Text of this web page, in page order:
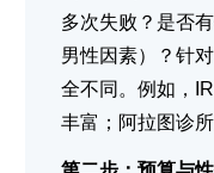
多次失败？是否
男性因素）？针
全不同。例如，
丰富；阿拉图诊